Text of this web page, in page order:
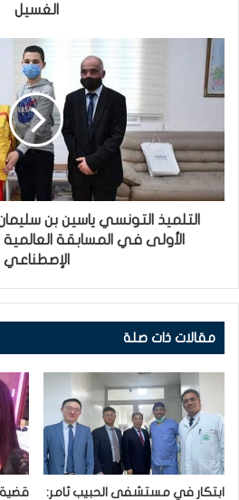
الغسيل
التلميذ التونسي ياسين بن
الإصطناعي
مقالات ذات صلة
ابتكار في مستشفى الحبيب ثامر:
قضية